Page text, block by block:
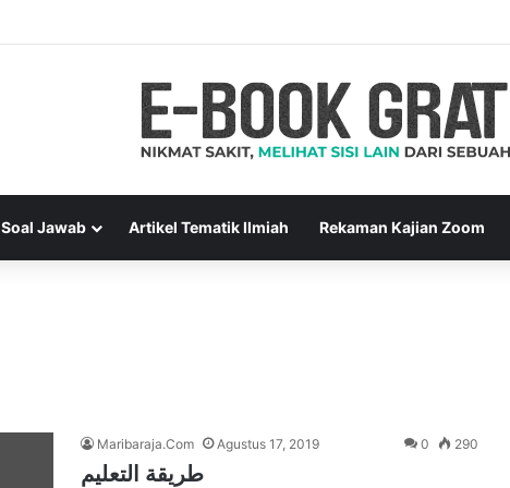
Soal Jawab Artikel Tematik Ilmiah Rekaman Kajian Zoom
Maribaraja.Com Agustus 17, 2019 0 290
طريقة التعليم